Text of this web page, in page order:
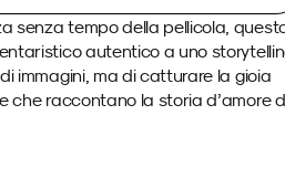
senza tempo della pellicola,
autentico a uno
immagini, ma di catturare la gioia
che raccontano la storia d’amore